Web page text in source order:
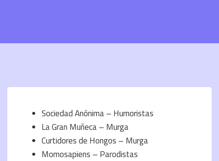
Sociedad Anónima – Humoristas
La Gran Muñeca – Murga
Curtidores de Hongos – Murga
Momosapiens – Parodistas